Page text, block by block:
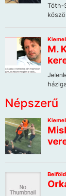
Népszerű